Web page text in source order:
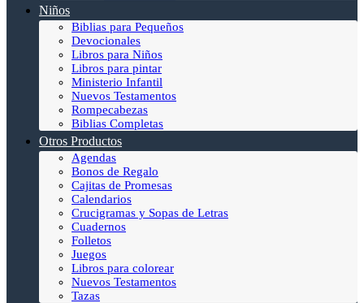
Niños
Biblias para Pequeños
Devocionales
Libros para Niños
Libros para pintar
Ministerio Infantil
Nuevos Testamentos
Rompecabezas
Biblias Completas
Otros Productos
Agendas
Bonos de Regalo
Cajitas de Promesas
Calendarios
Crucigramas y Sopas de Letras
Cuadernos
Folletos
Juegos
Libros para colorear
Nuevos Testamentos
Tazas